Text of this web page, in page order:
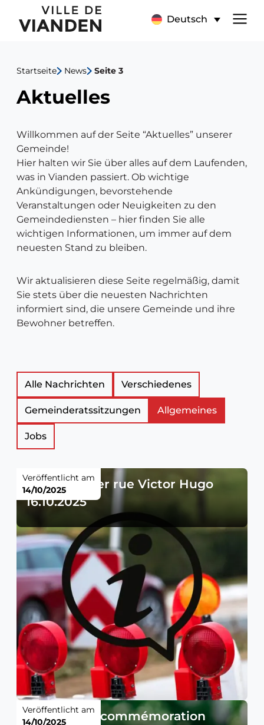
Aktuelles Deutsch
Hauptnavigationsmenü
Startseite News Seite 3
Aktuelles
Willkommen auf der Seite “Aktuelles” unserer
Gemeinde!
Hier halten wir Sie über alles auf dem Laufenden,
was in Vianden passiert. Ob wichtige
Ankündigungen, bevorstehende
Veranstaltungen oder Neuigkeiten zu den
Gemeindediensten – hier finden Sie alle
wichtigen Informationen, um immer auf dem
neuesten Stand zu bleiben.
Wir aktualisieren diese Seite regelmäßig, damit
Sie stets über die neuesten Nachrichten
informiert sind, die unsere Gemeinde und ihre
Bewohner betreffen.
Liste
der
Neuigkeitsartikel
Alle Nachrichten Verschiedenes
Gemeinderatssitzungen Allgemeines
Jobs
Sperrung der rue Victor Hugo
16.10.2025
Veröffentlicht am
14/10/2025
Journée de commémoration
Veröffentlicht am
14/10/2025